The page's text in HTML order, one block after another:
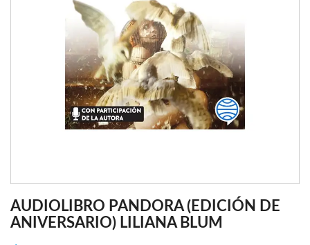
AUDIOLIBRO PANDORA (EDICIÓN DE
ANIVERSARIO) LILIANA BLUM